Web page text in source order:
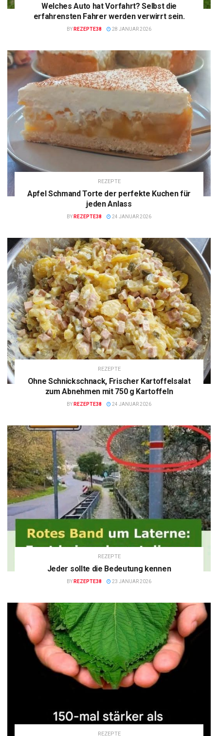
Welches Auto hat Vorfahrt? Selbst die
erfahrensten Fahrer werden verwirrt sein.
BY REZEPTE38 28 JANUAR 2026
REZEPTE
Apfel Schmand Torte der perfekte Kuchen für
jeden Anlass
BY REZEPTE38 24 JANUAR 2026
REZEPTE
Ohne Schnickschnack, Frischer Kartoffelsalat
zum Abnehmen mit 750 g Kartoffeln
BY REZEPTE38 24 JANUAR 2026
REZEPTE
Jeder sollte die Bedeutung kennen
BY REZEPTE38 23 JANUAR 2026
REZEPTE